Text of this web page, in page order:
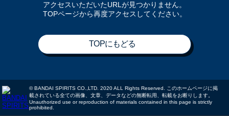
アクセスいただいたURLが見つかりません。
TOPページから再度アクセスしてください。
TOPにもどる
© BANDAI SPIRITS CO.,LTD. 2020 ALL Rights Reserved. このホームページに掲
載されている全ての画像、文章、データなどの無断転用、転載をお断りします。
Unauthorized use or reproduction of materials contained in this page is strictly
prohibited.